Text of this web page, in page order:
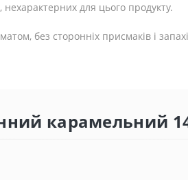
нехарактерних для цього продукту.
без сторонніх присмаків і
карамельний